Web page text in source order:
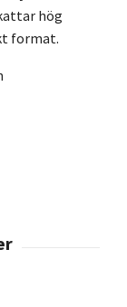
hög
format.